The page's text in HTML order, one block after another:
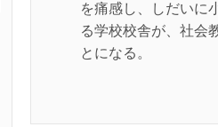
を痛感し、しだいに
る学校校舎が、社会
とになる。